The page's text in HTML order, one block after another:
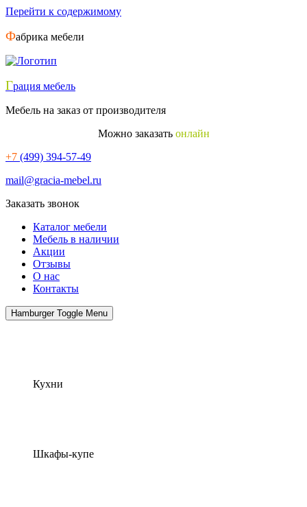
Перейти к содержимому
Фабрика мебели
Грация мебель
Мебель на заказ от производителя
Можно заказать онлайн
+7 (499) 394-57-49
mail@gracia-mebel.ru
Заказать звонок
Каталог мебели
Мебель в наличии
Акции
Отзывы
О нас
Контакты
Hamburger Toggle Menu
Кухни
Шкафы-купе